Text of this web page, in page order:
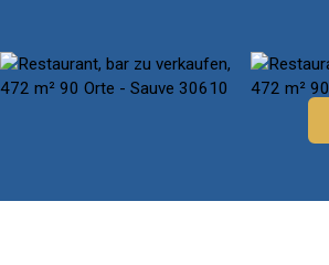
Rejoignez-nous